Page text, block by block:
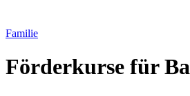
Familie
Förderkurse für